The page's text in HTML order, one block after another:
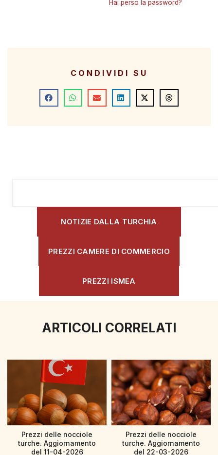
Hai perso la password?
CONDIVIDI SU
NOTIZIE DALLA TURCHIA
PREZZI CAMERE DI COMMERCIO
PREZZI ISMEA
ARTICOLI CORRELATI
Prezzi delle nocciole
turche. Aggiornamento
del 11-04-2026
Prezzi delle nocciole
turche. Aggiornamento
del 22-03-2026